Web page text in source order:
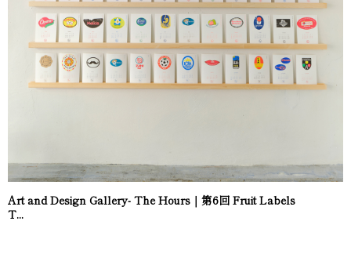
Art and Design Gallery- The Hours｜第6回 Fruit Labels
T...